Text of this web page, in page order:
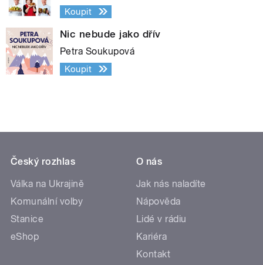
Koupit
Nic nebude jako dřív
Petra Soukupová
Koupit
Český rozhlas
Válka na Ukrajině
Komunální volby
Stanice
eShop
O nás
Jak nás naladíte
Nápověda
Lidé v rádiu
Kariéra
Kontakt